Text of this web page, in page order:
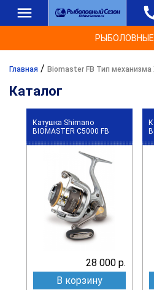
Главная / Biomaster FB Тип механизма
Каталог
Катушка Shimano
BIOMASTER C5000 FB
28 000 р.
В корзину